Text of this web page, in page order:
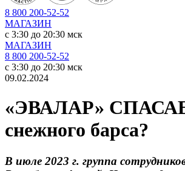
8 800 200-52-52
МАГАЗИН
c 3:30 до 20:30 мск
МАГАЗИН
8 800 200-52-52
c 3:30 до 20:30 мск
09.02.2024
«ЭВАЛАР»
снежного барса?
В июле 2023 г. группа